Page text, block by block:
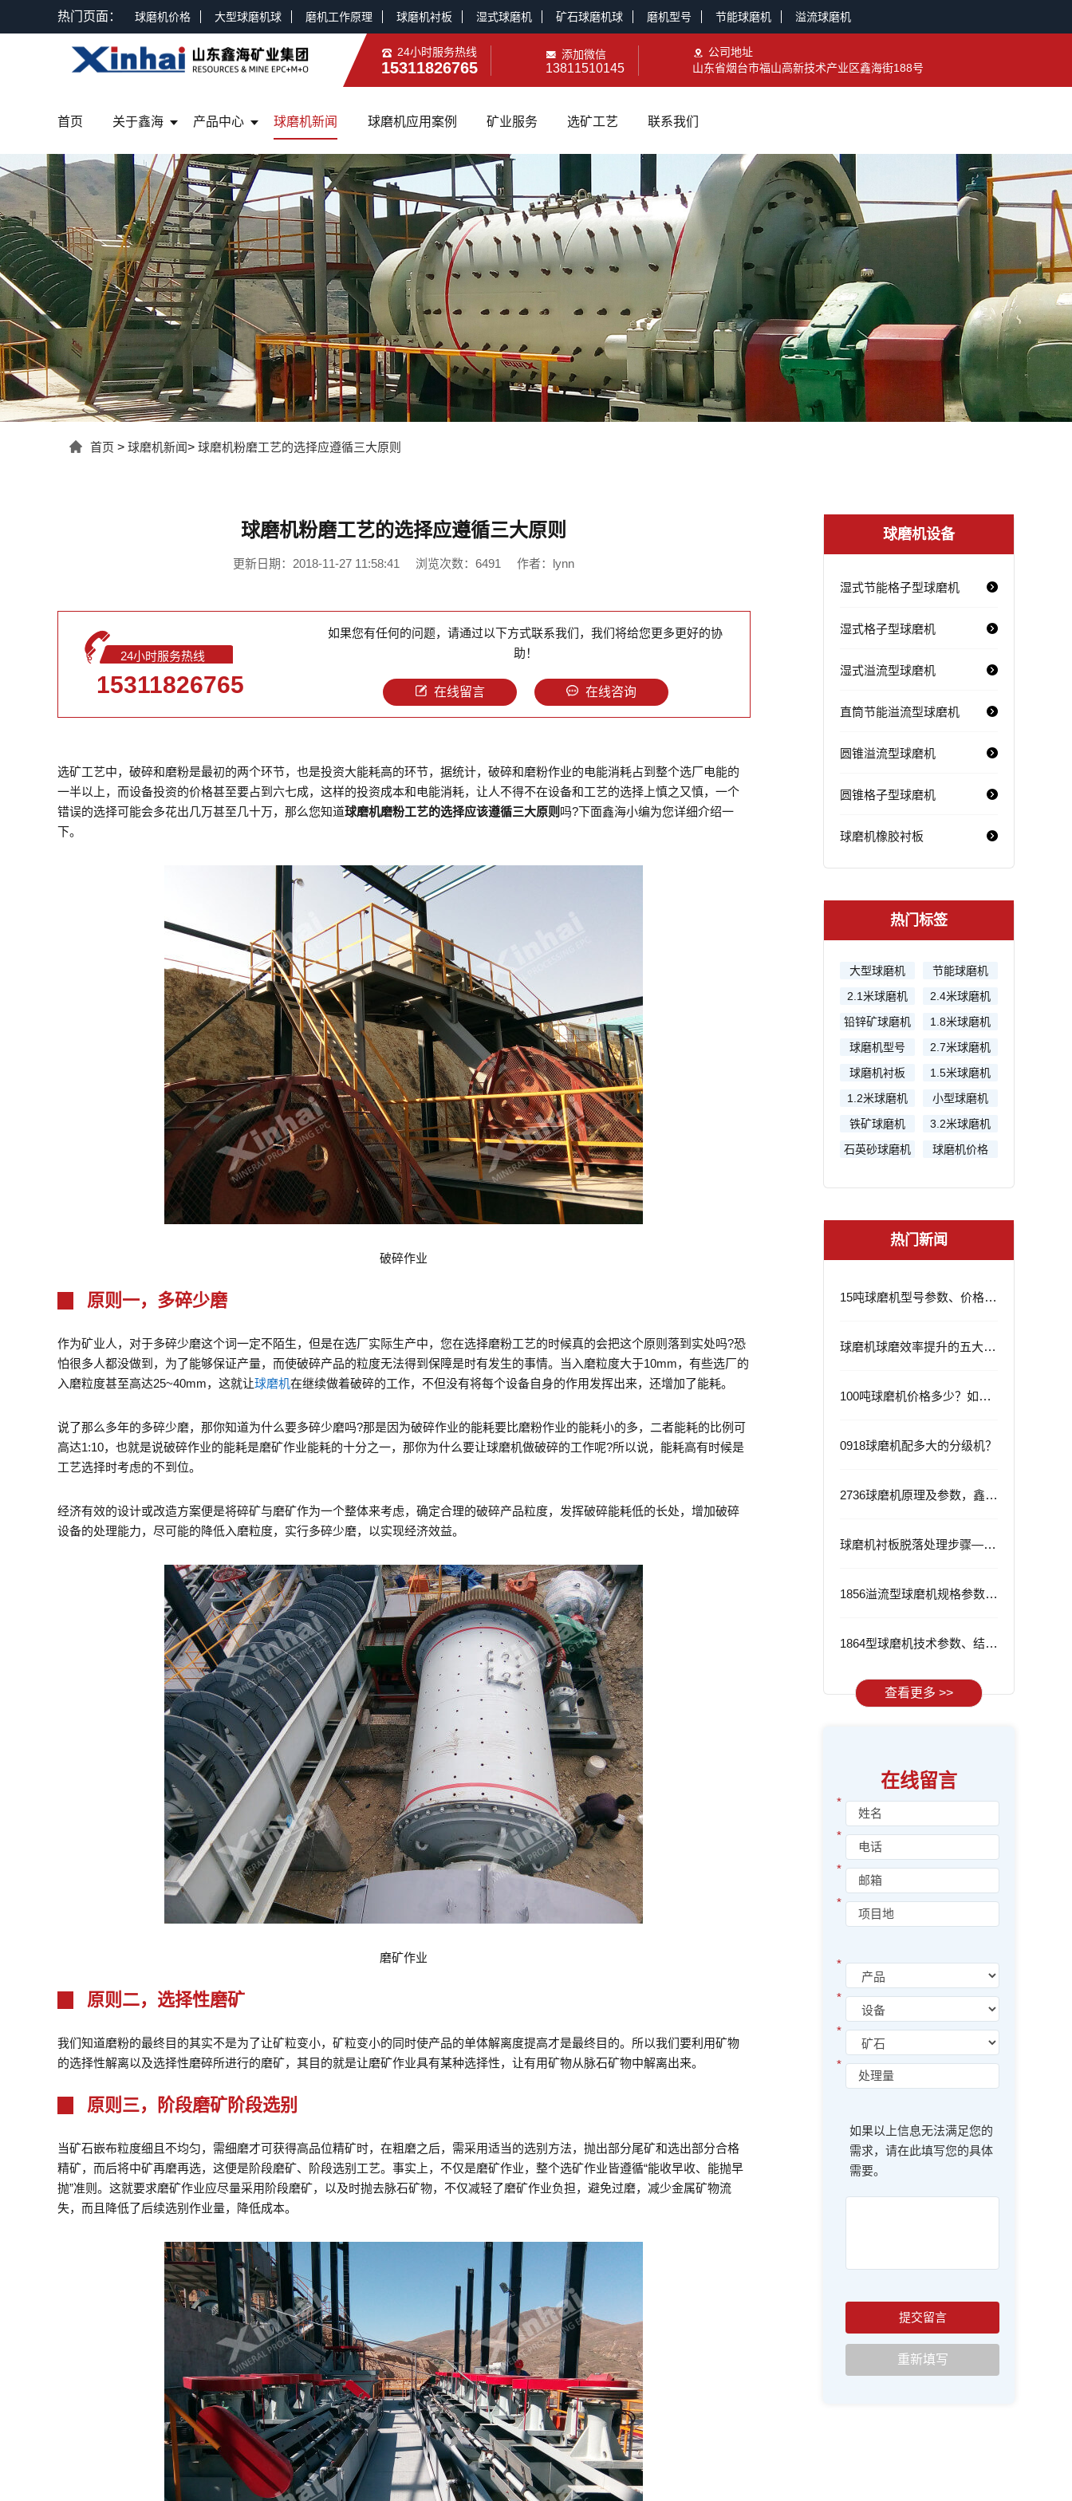
热门页面： 球磨机价格 大型球磨机球 磨机工作原理 球磨机衬板 湿式球磨机 矿石球磨机球 磨机型号 节能球磨机 溢流球磨机
24小时服务热线
15311826765
添加微信
13811510145
公司地址
山东省烟台市福山高新技术产业区鑫海街188号
首页 关于鑫海 产品中心 球磨机新闻 球磨机应用案例 矿业服务 选矿工艺 联系我们
首页 > 球磨机新闻> 球磨机粉磨工艺的选择应遵循三大原则
球磨机粉磨工艺的选择应遵循三大原则
更新日期：2018-11-27 11:58:41 浏览次数：6491 作者：lynn
24小时服务热线
15311826765
如果您有任何的问题，请通过以下方式联系我们，我们将给您更多更好的协
助！
在线留言 在线咨询
选矿工艺中，破碎和磨粉是最初的两个环节，也是投资大能耗高的环节，据统计，破碎和磨粉作业的电能消耗占到整个选厂电能的
一半以上，而设备投资的价格甚至要占到六七成，这样的投资成本和电能消耗，让人不得不在设备和工艺的选择上慎之又慎，一个
错误的选择可能会多花出几万甚至几十万，那么您知道球磨机磨粉工艺的选择应该遵循三大原则 吗?下面鑫海小编为您详细介绍一
下。
破碎作业
原则一，多碎少磨
作为矿业人，对于多碎少磨这个词一定不陌生，但是在选厂实际生产中，您在选择磨粉工艺的时候真的会把这个原则落到实处吗?恐
怕很多人都没做到，为了能够保证产量，而使破碎产品的粒度无法得到保障是时有发生的事情。当入磨粒度大于10mm，有些选厂的
入磨粒度甚至高达25~40mm，这就让球磨机在继续做着破碎的工作，不但没有将每个设备自身的作用发挥出来，还增加了能耗。
说了那么多年的多碎少磨，那你知道为什么要多碎少磨吗?那是因为破碎作业的能耗要比磨粉作业的能耗小的多，二者能耗的比例可
高达1:10，也就是说破碎作业的能耗是磨矿作业能耗的十分之一，那你为什么要让球磨机做破碎的工作呢?所以说，能耗高有时候是
工艺选择时考虑的不到位。
经济有效的设计或改造方案便是将碎矿与磨矿作为一个整体来考虑，确定合理的破碎产品粒度，发挥破碎能耗低的长处，增加破碎
设备的处理能力，尽可能的降低入磨粒度，实行多碎少磨，以实现经济效益。
磨矿作业
原则二，选择性磨矿
我们知道磨粉的最终目的其实不是为了让矿粒变小，矿粒变小的同时使产品的单体解离度提高才是最终目的。所以我们要利用矿物
的选择性解离以及选择性磨碎所进行的磨矿，其目的就是让磨矿作业具有某种选择性，让有用矿物从脉石矿物中解离出来。
原则三，阶段磨矿阶段选别
当矿石嵌布粒度细且不均匀，需细磨才可获得高品位精矿时，在粗磨之后，需采用适当的选别方法，抛出部分尾矿和选出部分合格
精矿，而后将中矿再磨再选，这便是阶段磨矿、阶段选别工艺。事实上，不仅是磨矿作业，整个选矿作业皆遵循“能收早收、能抛早
抛”准则。这就要求磨矿作业应尽量采用阶段磨矿，以及时抛去脉石矿物，不仅减轻了磨矿作业负担，避免过磨，减少金属矿物流
失，而且降低了后续选别作业量，降低成本。
球磨机设备
湿式节能格子型球磨机
湿式格子型球磨机
湿式溢流型球磨机
直筒节能溢流型球磨机
圆锥溢流型球磨机
圆锥格子型球磨机
球磨机橡胶衬板
热门标签
大型球磨机
节能球磨机
2.1米球磨机
2.4米球磨机
铅锌矿球磨机
1.8米球磨机
球磨机型号
2.7米球磨机
球磨机衬板
1.5米球磨机
1.2米球磨机
小型球磨机
铁矿球磨机
3.2米球磨机
石英砂球磨机
球磨机价格
热门新闻
15吨球磨机型号参数、价格及应用领域
球磨机球磨效率提升的五大策略
100吨球磨机价格多少？如何选择？
0918球磨机配多大的分级机？
2736球磨机原理及参数，鑫海2736球磨机的优势
球磨机衬板脱落处理步骤——从根源解决问题
1856溢流型球磨机规格参数与应用
1864型球磨机技术参数、结构特点及工作流程
查看更多 >>
在线留言
*
*
*
*
*
*
*
*
如果以上信息无法满足您的
需求，请在此填写您的具体
需要。